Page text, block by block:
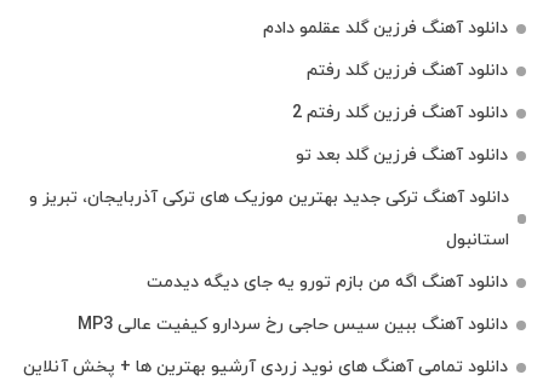
دانلود آهنگ فرزین گلد عقلمو دادم
دانلود آهنگ فرزین گلد رفتم
دانلود آهنگ فرزین گلد رفتم 2
دانلود آهنگ فرزین گلد بعد تو
دانلود آهنگ ترکی جدید بهترین موزیک‌ های ترکی آذربایجان، تبریز و
استانبول
دانلود آهنگ اگه من بازم تورو یه جای دیگه دیدمت
دانلود آهنگ ببین سیس حاجی رخ سردارو کیفیت عالی MP3
دانلود تمامی آهنگ های نوید زردی آرشیو بهترین ها + پخش آنلاین